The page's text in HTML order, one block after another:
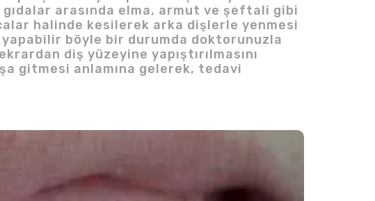
arasında elma, armut ve şeftali gibi
halinde kesilerek arka dişlerle yenmesi
böyle bir durumda doktorunuzla
diş yüzeyine yapıştırılmasını
gitmesi anlamına gelerek, tedavi